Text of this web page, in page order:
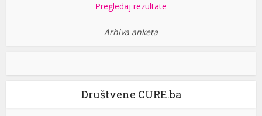
Pregledaj rezultate
Arhiva anketa
Društvene CURE.ba